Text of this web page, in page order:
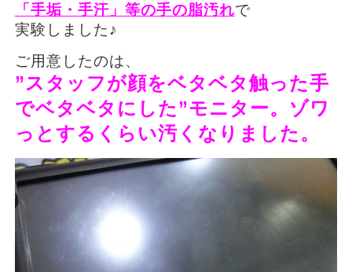
「手垢・手汗」等の手の脂汚れで
実験しました♪
ご用意したのは、
”スタッフが顔をベタベタ触った手
でベタベタにした”モニター。ゾワ
っとするくらい汚くなりました。